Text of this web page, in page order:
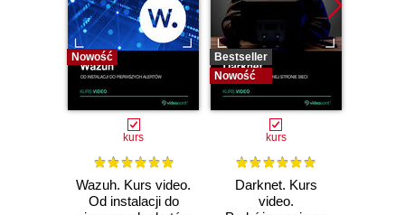
Nowość
kurs
Wazuh. Kurs video.
Od instalacji do
Bestseller
Nowość
kurs
Darknet. Kurs
video.